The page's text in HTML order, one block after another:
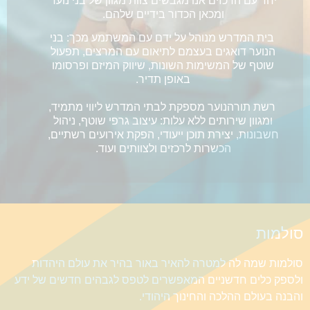
ומכאן הכדור בידיים שלהם.
בית המדרש מנוהל על ידם עם המשתמע מכך: בני
הנוער דואגים בעצמם לתיאום עם המרצים, תפעול
שוטף של המשימות השונות, שיווק המיזם ופרסומו
באופן תדיר.
רשת תורהנוער מספקת לבתי המדרש ליווי מתמיד,
ומגוון שירותים ללא עלות: עיצוב גרפי שוטף, ניהול
חשבונות, יצירת תוכן ייעודי, הפקת אירועים רשתיים,
הכשרות לרכזים ולצוותים ועוד.
סולמות
סולמות שמה לה למטרה להאיר באור בהיר את עולם היהדות
ולספק כלים חדשניים המאפשרים לטפס לגבהים חדשים של ידע
והבנה בעולם ההלכה והחינוך היהודי.